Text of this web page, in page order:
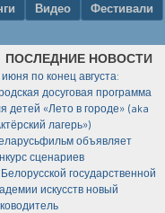
Видео
Фестивали
ПОСЛЕДНИЕ НОВОСТИ
по конец августа:
досуговая программа
детей «Лето в городе» (aka
лагерь»)
объявляет
сценариев
государственной
искусств новый